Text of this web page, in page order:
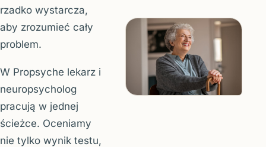
rzadko wystarcza,
aby zrozumieć cały
problem.
W Propsyche lekarz i
neuropsycholog
pracują w jednej
ścieżce. Oceniamy
nie tylko wynik testu,